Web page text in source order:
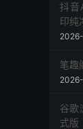
抖音
印纯
笔趣
谷歌
式版